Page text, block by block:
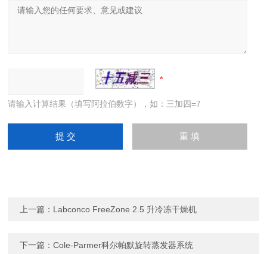
请输入计算结果（填写阿拉伯数字），如：三加四=7
上一篇： Labconco FreeZone 2.5 升冷冻干燥机
下一篇：Cole-Parmer科尔帕默旋转蒸发器系统